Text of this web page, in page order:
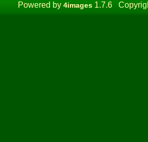
Powered by 4images 1.7.6